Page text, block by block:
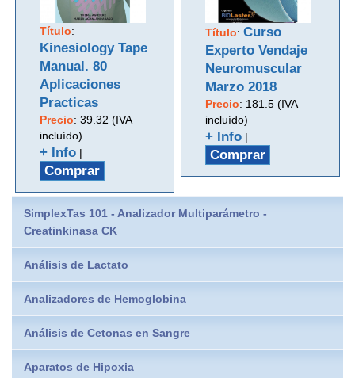
Título:
Kinesiology Tape
Manual. 80
Aplicaciones
Practicas
Precio:39.32 (IVA
incluído)
+ Info |
Comprar
Título:Curso
Experto Vendaje
Neuromuscular
Marzo 2018
Precio: 181.5 (IVA
incluído)
+ Info |
Comprar
SimplexTas 101 - Analizador Multiparámetro -
Creatinkinasa CK
Análisis de Lactato
Analizadores de Hemoglobina
Análisis de Cetonas en Sangre
Aparatos de Hipoxia